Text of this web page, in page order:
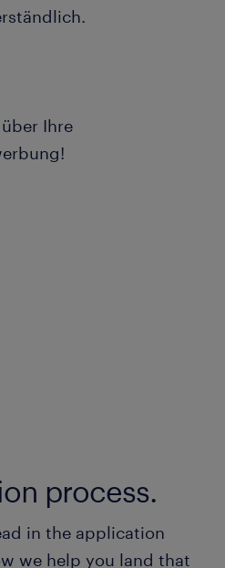
Ihre
process.
in the application
we help you land that